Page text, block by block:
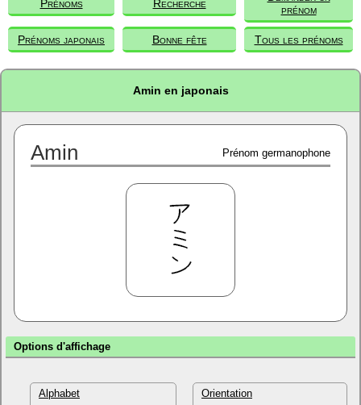
Prénoms Recherche
prénom
Prénoms japonais Bonne fête Tous les prénoms
Amin en japonais
Amin Prénom germanophone
Options d'affichage
Alphabet Orientation